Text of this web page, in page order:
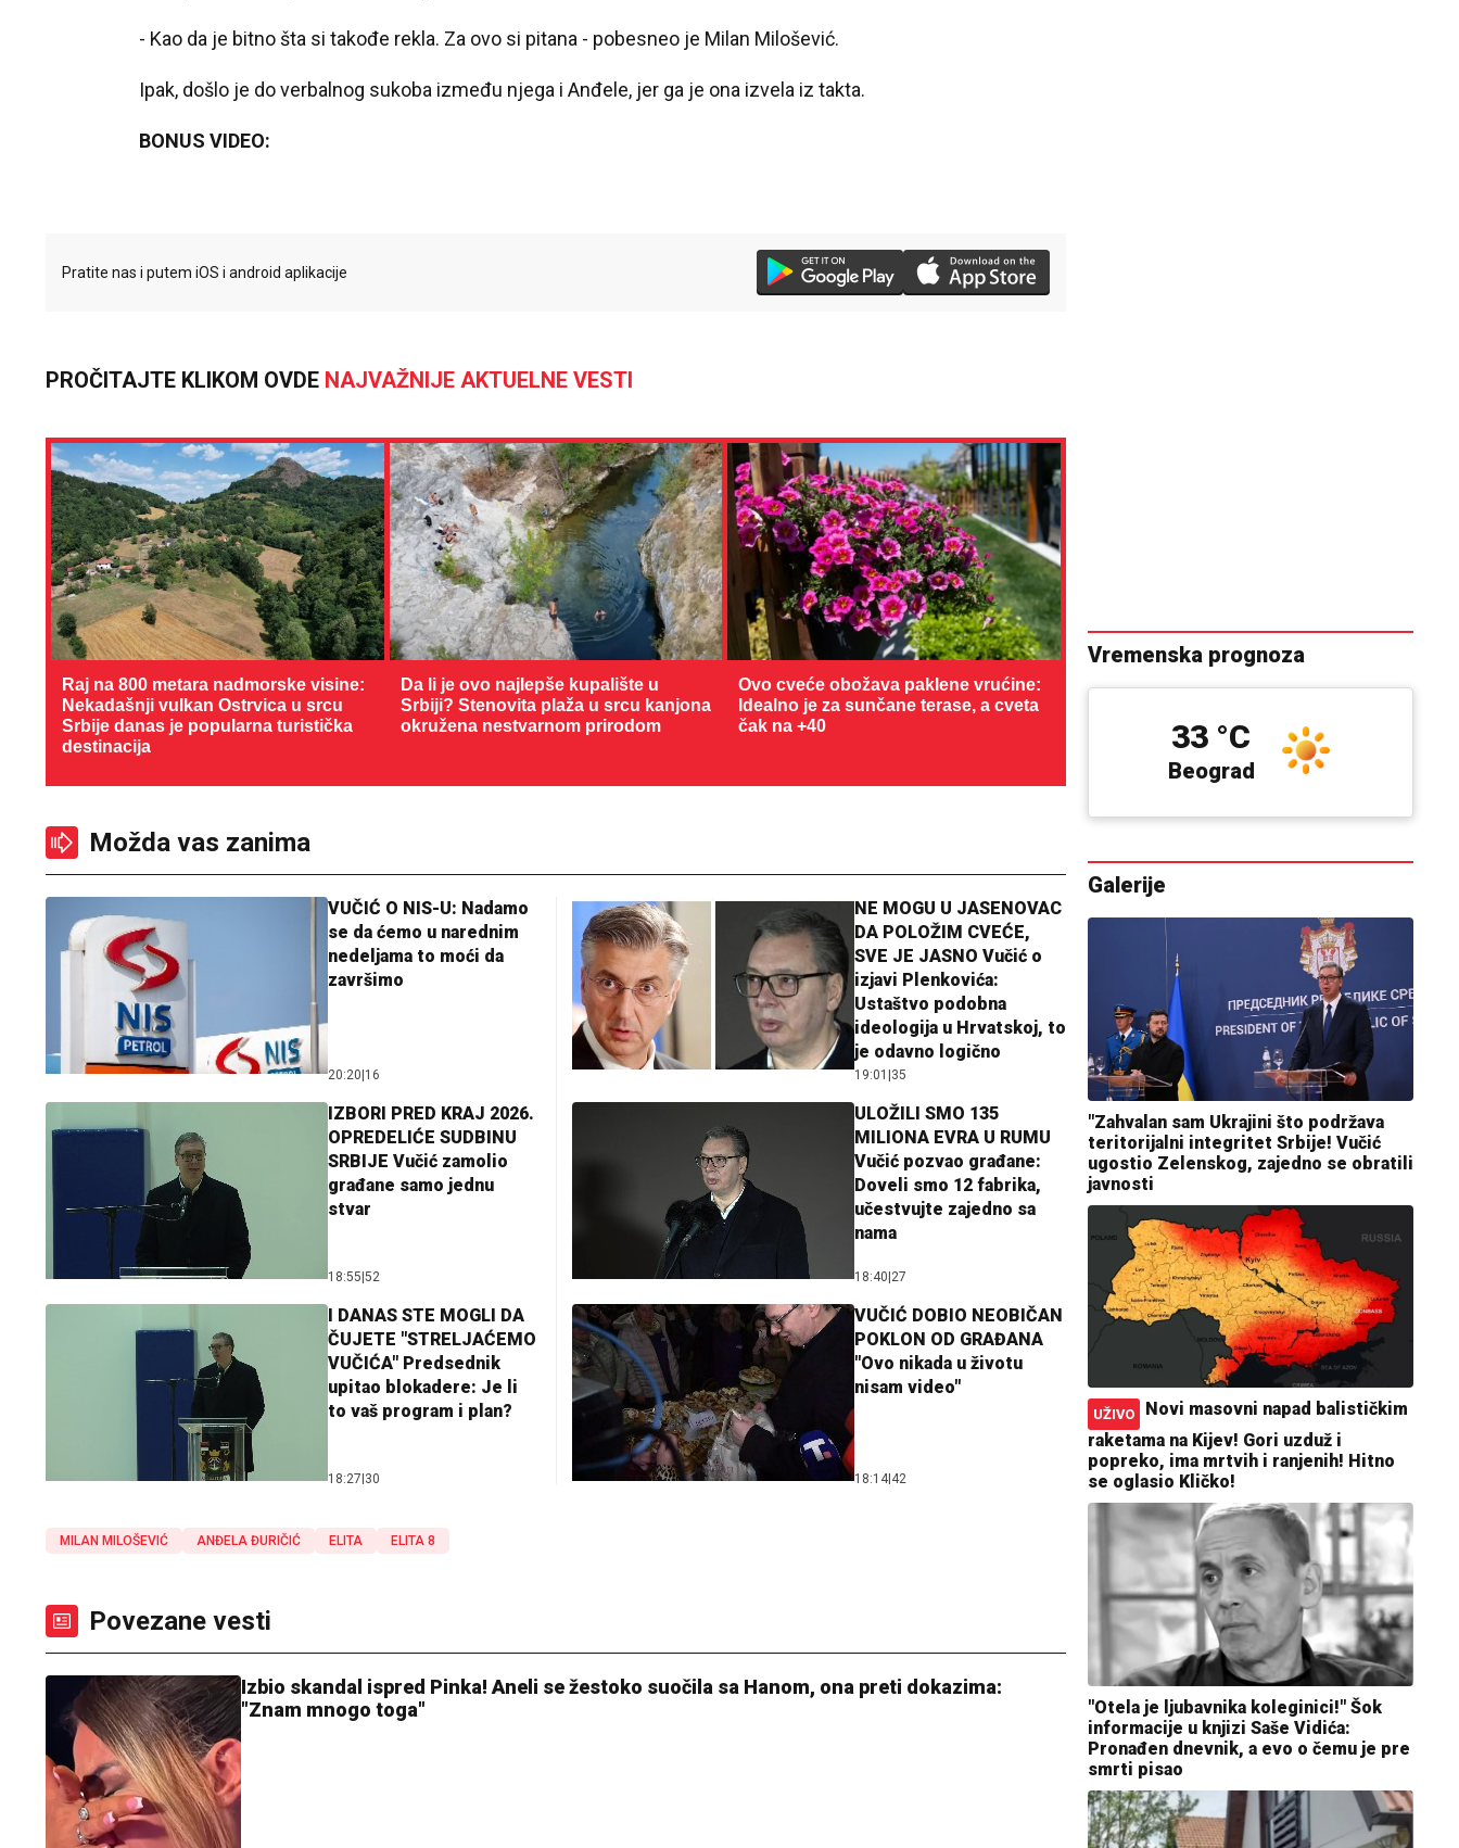
- Kao da je bitno šta si takođe rekla. Za ovo si pitana - pobesneo je Milan Milošević.
Ipak, došlo je do verbalnog sukoba između njega i Anđele, jer ga je ona izvela iz takta.
BONUS VIDEO:
Pratite nas i putem iOS i android aplikacije
PROČITAJTE KLIKOM OVDE NAJVAŽNIJE AKTUELNE VESTI
Raj na 800 metara nadmorske visine:
Nekadašnji vulkan Ostrvica u srcu
Srbije danas je popularna turistička
destinacija
Da li je ovo najlepše kupalište u
Srbiji? Stenovita plaža u srcu kanjona
okružena nestvarnom prirodom
Ovo cveće obožava paklene vrućine:
Idealno je za sunčane terase, a cveta
čak na +40
Možda vas zanima
VUČIĆ O NIS-U: Nadamo
se da ćemo u narednim
nedeljama to moći da
završimo
20:20 16
NE MOGU U JASENOVAC
DA POLOŽIM CVEĆE,
SVE JE JASNO Vučić o
izjavi Plenkovića:
Ustaštvo podobna
ideologija u Hrvatskoj, to
je odavno logično
19:01 35
IZBORI PRED KRAJ 2026.
OPREDELIĆE SUDBINU
SRBIJE Vučić zamolio
građane samo jednu
stvar
18:55 52
ULOŽILI SMO 135
MILIONA EVRA U RUMU
Vučić pozvao građane:
Doveli smo 12 fabrika,
učestvujte zajedno sa
nama
18:40 27
I DANAS STE MOGLI DA
ČUJETE "STRELJAĆEMO
VUČIĆA" Predsednik
upitao blokadere: Je li
to vaš program i plan?
18:27 30
VUČIĆ DOBIO NEOBIČAN
POKLON OD GRAĐANA
"Ovo nikada u životu
nisam video"
18:14 42
MILAN MILOŠEVIĆ ANĐELA ĐURIČIĆ ELITA ELITA 8
Povezane vesti
Izbio skandal ispred Pinka! Aneli se žestoko suočila sa Hanom, ona preti dokazima:
"Znam mnogo toga"
Vremenska prognoza
Beograd
33 °C
Galerije
"Zahvalan sam Ukrajini što podržava
teritorijalni integritet Srbije! Vučić
ugostio Zelenskog, zajedno se obratili
javnosti
UŽIVO
Novi masovni napad balističkim
raketama na Kijev! Gori uzduž i
popreko, ima mrtvih i ranjenih! Hitno
se oglasio Kličko!
"Otela je ljubavnika koleginici!" Šok
informacije u knjizi Saše Vidića:
Pronađen dnevnik, a evo o čemu je pre
smrti pisao